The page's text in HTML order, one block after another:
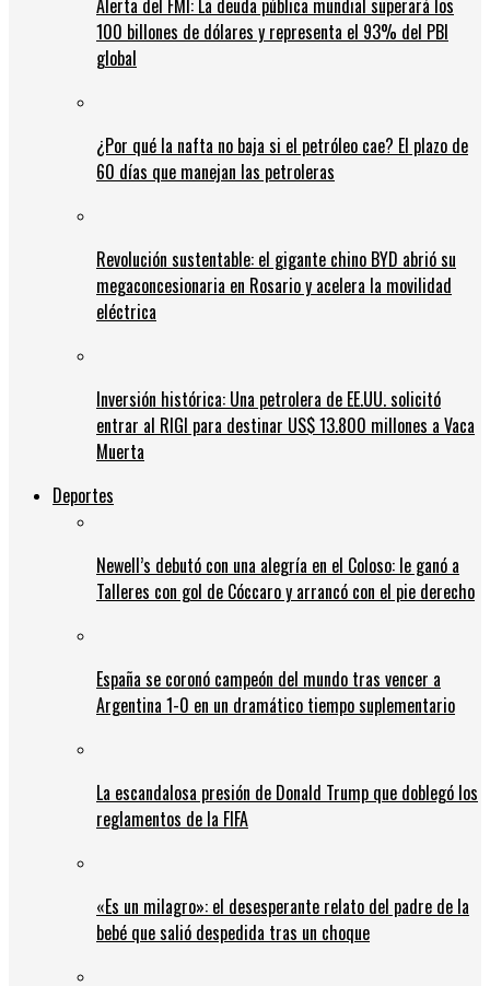
Alerta del FMI: La deuda pública mundial superará los
100 billones de dólares y representa el 93% del PBI
global
¿Por qué la nafta no baja si el petróleo cae? El plazo de
60 días que manejan las petroleras
Revolución sustentable: el gigante chino BYD abrió su
megaconcesionaria en Rosario y acelera la movilidad
eléctrica
Inversión histórica: Una petrolera de EE.UU. solicitó
entrar al RIGI para destinar US$ 13.800 millones a Vaca
Muerta
Deportes
Newell’s debutó con una alegría en el Coloso: le ganó a
Talleres con gol de Cóccaro y arrancó con el pie derecho
España se coronó campeón del mundo tras vencer a
Argentina 1-0 en un dramático tiempo suplementario
La escandalosa presión de Donald Trump que doblegó los
reglamentos de la FIFA
«Es un milagro»: el desesperante relato del padre de la
bebé que salió despedida tras un choque